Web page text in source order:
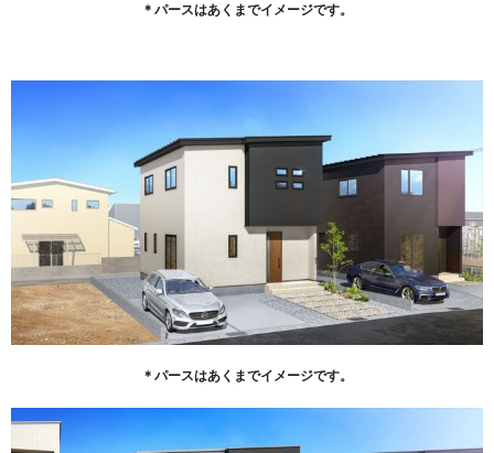
＊パースはあくまでイメージです。
＊パースはあくまでイメージです。